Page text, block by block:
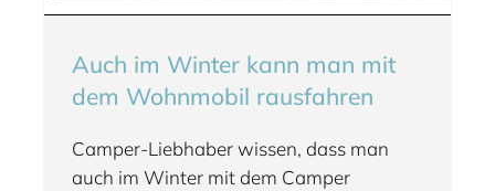
Auch im Winter kann man mit
dem Wohnmobil rausfahren
Camper-Liebhaber wissen, dass man
auch im Winter mit dem Camper